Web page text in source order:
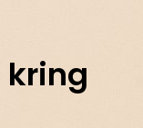
kring